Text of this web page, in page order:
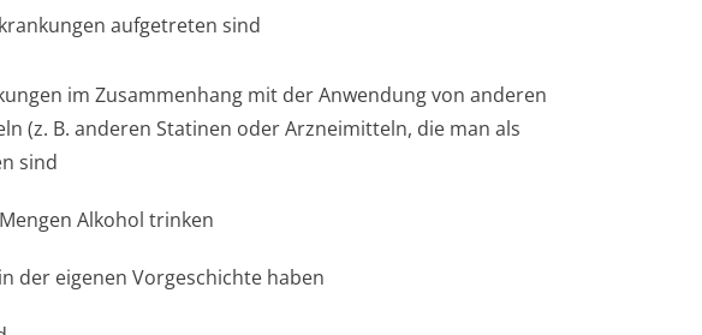
aufgetreten sind
im Zusammenhang mit der Anwendung von anderen
(z. B. anderen Statinen oder Arzneimitteln, die man als
sind
Alkohol trinken
der eigenen Vorgeschichte haben